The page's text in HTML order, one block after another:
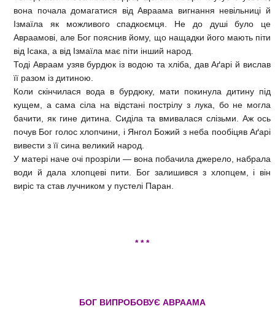
вона почала домагатися від Авраама вигнання невільниці й
Ізмаїла як можливого спадкоємця. Не до душі було це
Авраамові, але Бог пояснив йому, що нащадки його мають піти
від Ісака, а від Ізмаїла має піти інший народ.
Тоді Авраам узяв бурдюк із водою та хліба, дав Аґарі й вислав
її разом із дитиною.
Коли скінчилася вода в бурдюку, мати покинула дитину під
кущем, а сама сіла на відстані пострілу з лука, бо не могла
бачити, як гине дитина. Сиділа та вмивалася слізьми. Аж ось
почув Бог голос хлопчини, і Янгол Божий з неба пообіцяв Аґарі
вивести з її сина великий народ.
У матері наче очі прозріли — вона побачила джерело, набрала
води й дала хлопцеві пити. Бог залишився з хлопцем, і він
виріс та став лучником у пустелі Паран.
* * *
БОГ ВИПРОБОВУЄ АВРААМА